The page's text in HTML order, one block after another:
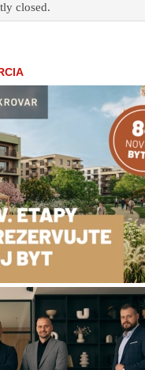
closed.